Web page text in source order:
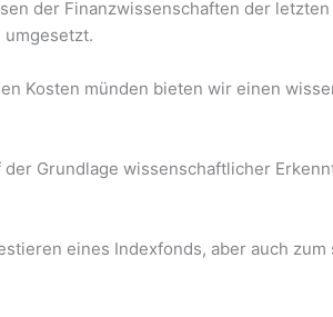
der Finanzwissenschaften der
Kosten münden bieten wir einen
Grundlage wissenschaftlicher
eines Indexfonds, aber auch